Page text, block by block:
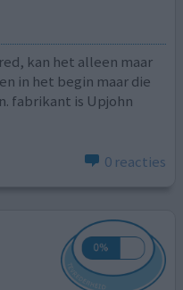
kan het alleen maar
in het begin maar die
fabrikant is Upjohn
0 reacties